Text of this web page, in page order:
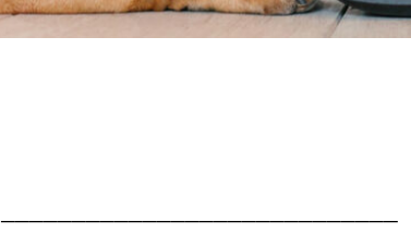
────────────────────────────